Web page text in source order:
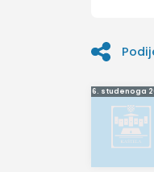
objava
6. studenoga